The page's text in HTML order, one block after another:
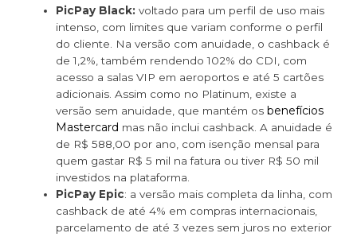
PicPay Black: voltado para um perfil de uso mais
intenso, com limites que variam conforme o perfil
do cliente. Na versão com anuidade, o cashback é
de 1,2%, também rendendo 102% do CDI, com
acesso a salas VIP em aeroportos e até 5 cartões
adicionais. Assim como no Platinum, existe a
versão sem anuidade, que mantém os benefícios
Mastercard mas não inclui cashback. A anuidade é
de R$ 588,00 por ano, com isenção mensal para
quem gastar R$ 5 mil na fatura ou tiver R$ 50 mil
investidos na plataforma.
PicPay Epic: a versão mais completa da linha, com
cashback de até 4% em compras internacionais,
parcelamento de até 3 vezes sem juros no exterior